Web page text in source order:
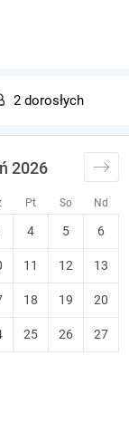
Pt So Nd
2026
4 5 6
11 12 13
18 19 20
25 26 27